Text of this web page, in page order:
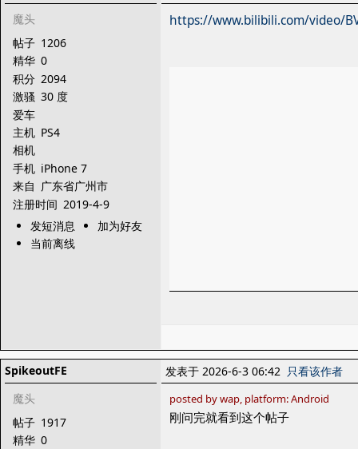
魔头
帖子 1206
精华 0
积分 2094
激骚 30 度
爱车
主机 PS4
相机
手机 iPhone 7
来自 广东省广州市
注册时间 2019-4-9
发短消息
加为好友
当前离线
https://www.bilibili.com/video/
SpikeoutFE
魔头
帖子 1917
精华 0
发表于 2026-6-3 06:42 只看该作者
posted by wap, platform: Android
刚问完就看到这个帖子